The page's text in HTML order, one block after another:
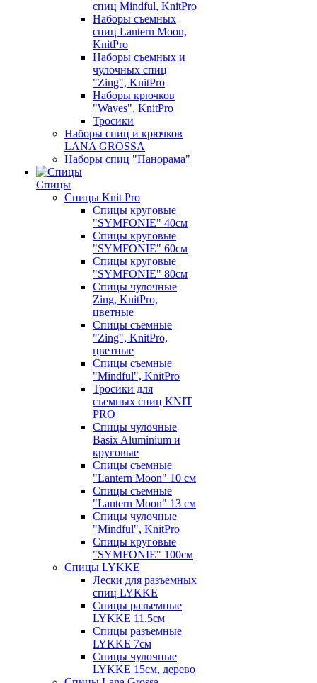
спиц Mindful, KnitPro
Наборы съемных
спиц Lantern Moon,
KnitPro
Наборы съемных и
чулочных спиц
"Zing", KnitPro
Наборы крючков
"Waves", KnitPro
Тросики
Наборы спиц и крючков
LANA GROSSA
Наборы спиц "Панорама"
Спицы
Спицы Knit Pro
Спицы круговые
"SYMFONIE" 40см
Спицы круговые
"SYMFONIE" 60см
Спицы круговые
"SYMFONIE" 80см
Спицы чулочные
Zing, KnitPro,
цветные
Спицы съемные
"Zing", KnitPro,
цветные
Спицы съемные
"Mindful", KnitPro
Тросики для
съемных спиц KNIT
PRO
Спицы чулочные
Basix Aluminium и
круговые
Спицы съемные
"Lantern Moon" 10 см
Спицы съемные
"Lantern Moon" 13 см
Спицы чулочные
"Mindful", KnitPro
Спицы круговые
"SYMFONIE" 100см
Спицы LYKKE
Лески для разъемных
спиц LYKKE
Спицы разъемные
LYKKE 11.5см
Спицы разъемные
LYKKE 7см
Спицы чулочные
LYKKE 15см, дерево